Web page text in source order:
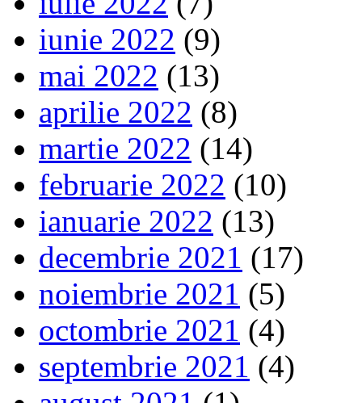
iunie 2022 (9)
mai 2022 (13)
aprilie 2022 (8)
martie 2022 (14)
februarie 2022 (10)
ianuarie 2022 (13)
decembrie 2021 (17)
noiembrie 2021 (5)
octombrie 2021 (4)
septembrie 2021 (4)